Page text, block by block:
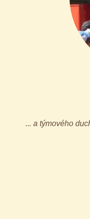
... a týmového